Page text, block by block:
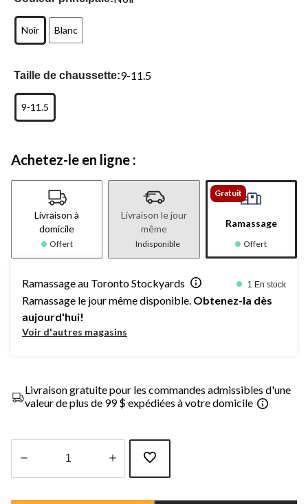
Noir Blanc
Taille de chaussette:9-11.5
9-11.5
Achetez-le en ligne :
Livraison à
domicile
Offert
Livraison le jour
même
Indisponible
Gratuit
Ramassage
Offert
Ramassage au Toronto Stockyards 1 En stock
Ramassage le jour même disponible. Obtenez-la dès
aujourd'hui!
Voir d'autres magasins
Livraison gratuite pour les commandes admissibles d'une
valeur de plus de 99 $ expédiées à votre domicile
mise